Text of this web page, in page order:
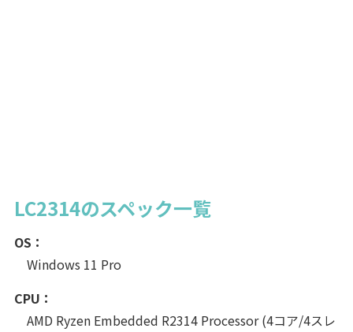
LC2314のスペック一覧
OS：
Windows 11 Pro
CPU：
AMD Ryzen Embedded R2314 Processor (4コア/4スレ